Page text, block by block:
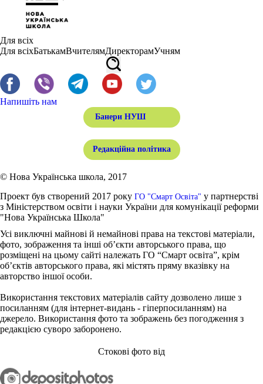
Для всіх
Для всіхБатькамВчителямДиректорамУчням
Напишіть нам
Банери НУШ
Редакційна політика
© Нова Українська школа, 2017
Проект був створений 2017 року ГО "Смарт Освіта" у партнерстві
з Міністерством освіти і науки України для комунікації реформи
"Нова Українська Школа"
Усі виключні майнові й немайнові права на текстові матеріали,
фото, зображення та інші об’єкти авторського права, що
розміщені на цьому сайті належать ГО “Смарт освіта”, крім
об’єктів авторського права, які містять пряму вказівку на
авторство іншої особи.
Використання текстових матеріалів сайту дозволено лише з
посиланням (для інтернет-видань - гіперпосиланням) на
джерело. Використання фото та зображень без погодження з
редакцією суворо заборонено.
Стокові фото від